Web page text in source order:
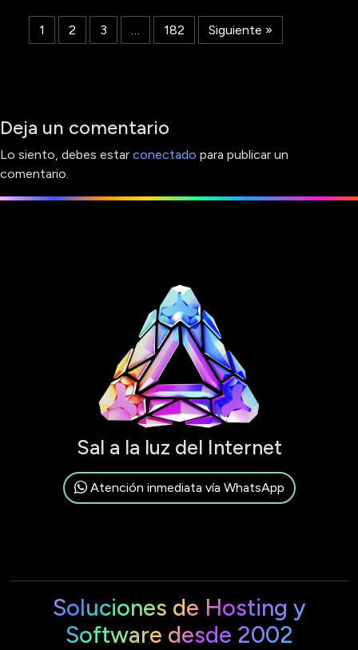
1 2 3 … 182 Siguiente »
Deja un comentario
Lo siento, debes estar conectado para publicar un
comentario.
Sal a la luz del Internet
Atención inmediata vía WhatsApp
Soluciones de Hosting y
Software desde 2002